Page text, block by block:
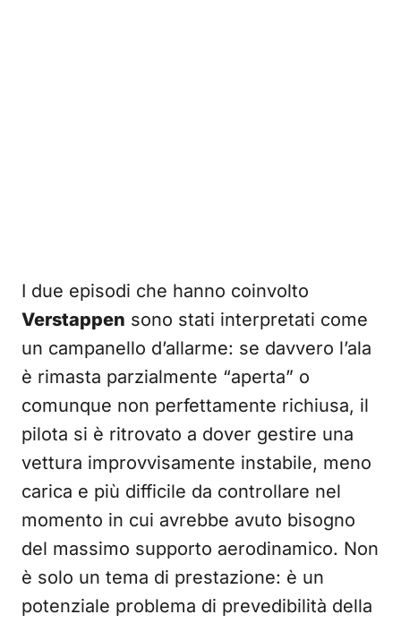
I due episodi che hanno coinvolto
Verstappen sono stati interpretati come
un campanello d’allarme: se davvero l’ala
è rimasta parzialmente “aperta” o
comunque non perfettamente richiusa, il
pilota si è ritrovato a dover gestire una
vettura improvvisamente instabile, meno
carica e più difficile da controllare nel
momento in cui avrebbe avuto bisogno
del massimo supporto aerodinamico. Non
è solo un tema di prestazione: è un
potenziale problema di prevedibilità della